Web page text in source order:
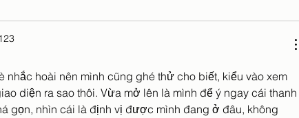
nhắc hoài nên mình cũng ghé thử cho biết, kiểu vào xem
diện ra sao thôi. Vừa mở lên là mình để ý ngay cái thanh
gọn, nhìn cái là định vị được mình đang ở đâu, không